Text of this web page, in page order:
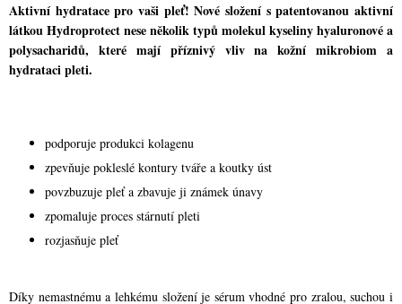
Aktivní hydratace pro vaši pleť! Nové složení s patentovanou aktivní
látkou Hydroprotect nese několik typů molekul kyseliny hyaluronové a
polysacharidů, které mají příznivý vliv na kožní mikrobiom a
hydrataci pleti.
podporuje produkci kolagenu
zpevňuje pokleslé kontury tváře a koutky úst
povzbuzuje pleť a zbavuje ji známek únavy
zpomaluje proces stárnutí pleti
rozjasňuje pleť
Díky nemastnému a lehkému složení je sérum vhodné pro zralou, suchou i